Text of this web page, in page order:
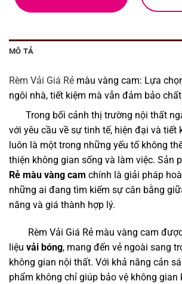
MÔ TẢ
Rèm Vải Giá Rẻ màu vàng cam: Lựa
ngôi nhà, tiết kiệm mà vẫn đảm bảo
Trong bối cảnh thị trường nội thất
với yêu cầu về sự tinh tế, hiện đại và tiết
luôn là một trong những yếu tố không
thiện không gian sống và làm việc. Sản
Rẻ màu vàng cam chính là giải pháp
những ai đang tìm kiếm sự cân bằng
năng và giá thành hợp lý.
Rèm Vải Giá Rẻ màu vàng cam
liệu vải bóng, mang đến vẻ ngoài sang
không gian nội thất. Với khả năng cản
phẩm không chỉ giúp bảo vệ không gian